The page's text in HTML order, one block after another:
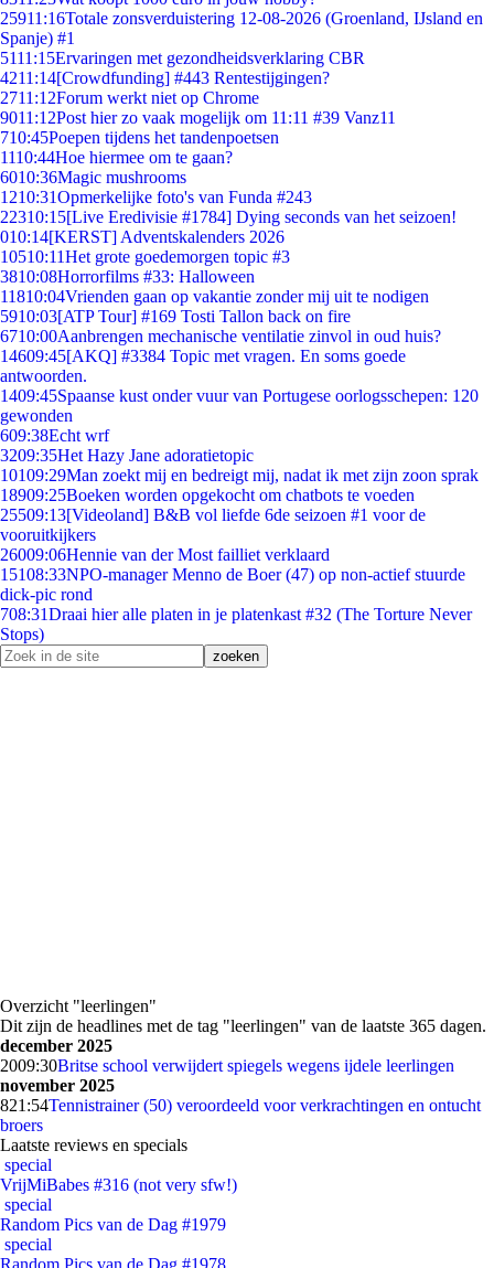
25911:16Totale zonsverduistering 12-08-2026 (Groenland, IJsland en
Spanje) #1
5111:15Ervaringen met gezondheidsverklaring CBR
4211:14[Crowdfunding] #443 Rentestijgingen?
2711:12Forum werkt niet op Chrome
9011:12Post hier zo vaak mogelijk om 11:11 #39 Vanz11
710:45Poepen tijdens het tandenpoetsen
1110:44Hoe hiermee om te gaan?
6010:36Magic mushrooms
1210:31Opmerkelijke foto's van Funda #243
22310:15[Live Eredivisie #1784] Dying seconds van het seizoen!
010:14[KERST] Adventskalenders 2026
10510:11Het grote goedemorgen topic #3
3810:08Horrorfilms #33: Halloween
11810:04Vrienden gaan op vakantie zonder mij uit te nodigen
5910:03[ATP Tour] #169 Tosti Tallon back on fire
6710:00Aanbrengen mechanische ventilatie zinvol in oud huis?
14609:45[AKQ] #3384 Topic met vragen. En soms goede
antwoorden.
1409:45Spaanse kust onder vuur van Portugese oorlogsschepen: 120
gewonden
609:38Echt wrf
3209:35Het Hazy Jane adoratietopic
10109:29Man zoekt mij en bedreigt mij, nadat ik met zijn zoon sprak
18909:25Boeken worden opgekocht om chatbots te voeden
25509:13[Videoland] B&B vol liefde 6de seizoen #1 voor de
vooruitkijkers
26009:06Hennie van der Most failliet verklaard
15108:33NPO-manager Menno de Boer (47) op non-actief stuurde
dick-pic rond
708:31Draai hier alle platen in je platenkast #32 (The Torture Never
Stops)
Overzicht "leerlingen"
Dit zijn de headlines met de tag "leerlingen" van de laatste 365 dagen.
december 2025
2009:30Britse school verwijdert spiegels wegens ijdele leerlingen
november 2025
821:54Tennistrainer (50) veroordeeld voor verkrachtingen en ontucht
broers
Laatste reviews en specials
special
VrijMiBabes #316 (not very sfw!)
special
Random Pics van de Dag #1979
special
Random Pics van de Dag #1978